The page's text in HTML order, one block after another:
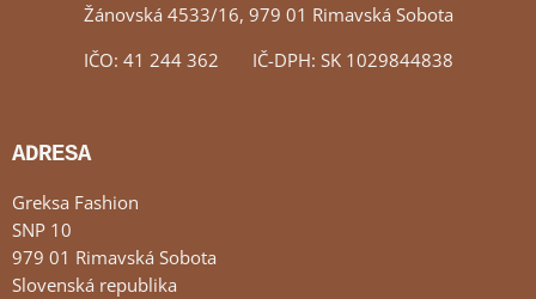
Žánovská 4533/16, 979 01 Rimavská Sobota
IČO: 41 244 362 IČ-DPH: SK 1029844838
ADRESA
Greksa Fashion
SNP 10
979 01 Rimavská Sobota
Slovenská republika